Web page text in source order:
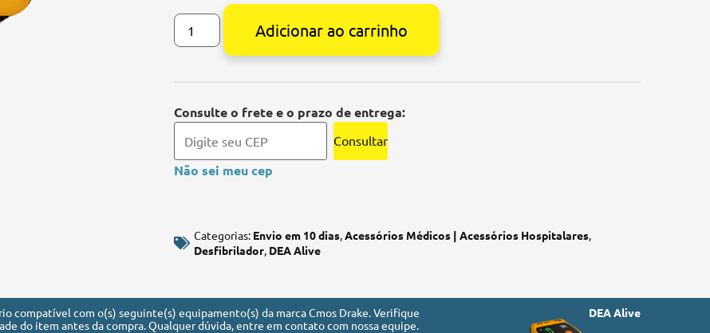
Adicionar ao carrinho
Consulte o frete e o prazo de entrega:
Consultar
Não sei meu cep
Categorias: Envio em 10 dias,Acessórios Médicos | Acessórios Hospitalares,
Desfibrilador, DEA Alive
compatível com o(s) seguinte(s) equipamento(s) da marca Cmos Drake. Verifique
do item antes da compra. Qualquer dúvida, entre em contato com nossa equipe.
DEA Alive